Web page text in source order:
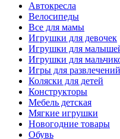
Автокресла
Велосипеды
Все для мамы
Игрушки для девочек
Игрушки для
Игрушки для
Игры для
Коляски для детей
Конструкторы
Мебель детская
Мягкие игрушки
Новогодние товары
Обувь